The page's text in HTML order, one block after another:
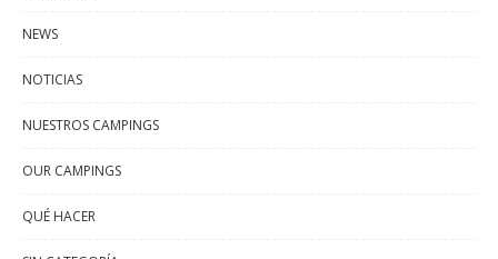
NEWS
NOTICIAS
NUESTROS CAMPINGS
OUR CAMPINGS
QUÉ HACER